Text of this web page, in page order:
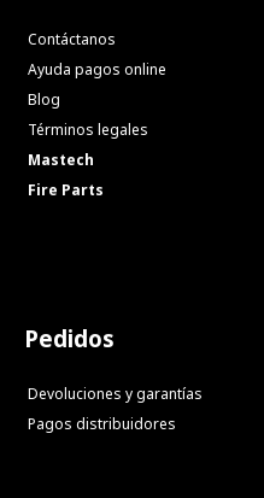
Contáctanos
Ayuda pagos online
Blog
Términos legales
Mastech
Fire Parts
Pedidos
Devoluciones y garantías
Pagos distribuidores